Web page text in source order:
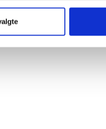
med udvalgte lokale
2026.